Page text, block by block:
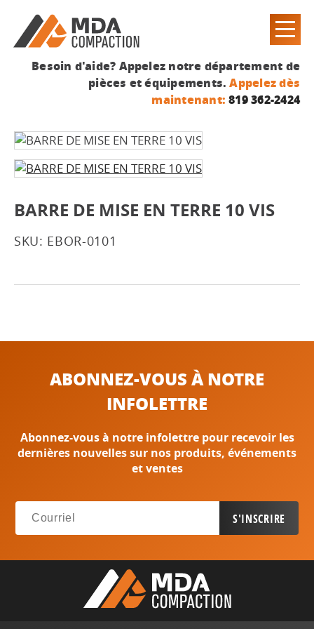
Besoin d'aide? Appelez notre département de
pièces et équipements.Appelez dès
maintenant: 819 362-2424
BARRE DE MISE EN TERRE 10 VIS
SKU: EBOR-0101
ABONNEZ-VOUS À NOTRE
INFOLETTRE
Abonnez-vous à notre infolettre pour recevoir les
dernières nouvelles sur nos produits, événements
et ventes